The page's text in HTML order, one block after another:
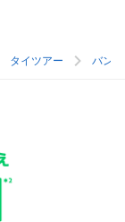
タイツアー バン